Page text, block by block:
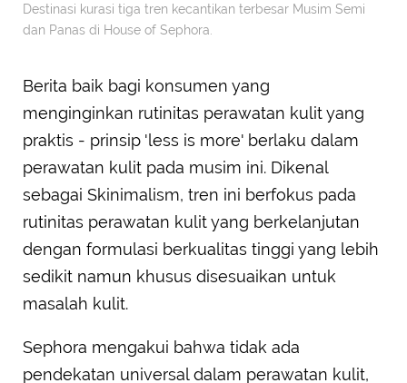
Destinasi kurasi tiga tren kecantikan terbesar Musim Semi
dan Panas di House of Sephora.
Berita baik bagi konsumen yang
menginginkan rutinitas perawatan kulit yang
praktis - prinsip 'less is more' berlaku dalam
perawatan kulit pada musim ini. Dikenal
sebagai Skinimalism, tren ini berfokus pada
rutinitas perawatan kulit yang berkelanjutan
dengan formulasi berkualitas tinggi yang lebih
sedikit namun khusus disesuaikan untuk
masalah kulit.
Sephora mengakui bahwa tidak ada
pendekatan universal dalam perawatan kulit,